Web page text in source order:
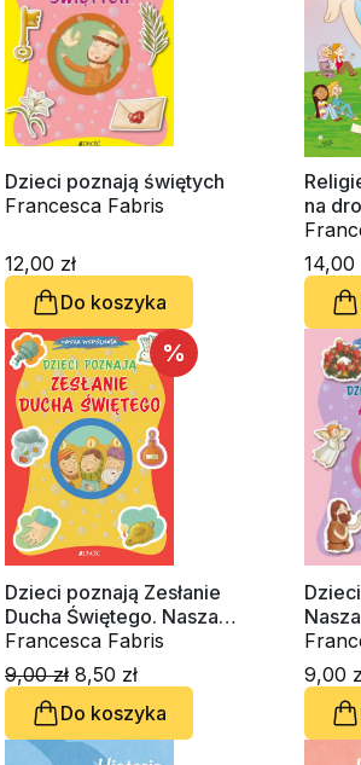
Dzieci poznają świętych
Francesca Fabris
12,00 zł
Do koszyka
na
14,00
%
Dzieci poznają Zesłanie
Ducha Świętego. Nasza
wspólnota
Francesca Fabris
9,00 zł 8,50 zł
Do koszyka
9,00